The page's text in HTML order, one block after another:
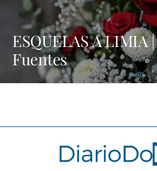
ESQUELAS A LIMIA
Fuentes